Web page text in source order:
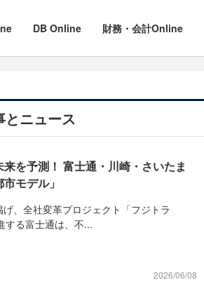
DB Online 財務・会計Online
とニュース
を予測！ 富士通・川崎・さいたま
モデル」
、全社変革プロジェクト「フジトラ
する富士通は、不...
2026/06/08